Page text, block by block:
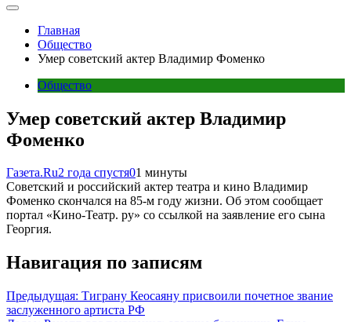
Главная
Общество
Умер советский актер Владимир Фоменко
Общество
Умер советский актер Владимир
Фоменко
Газета.Ru2 года спустя01 минуты
Советский и российский актер театра и кино Владимир
Фоменко скончался на 85-м году жизни. Об этом сообщает
портал «Кино-Театр. ру» со ссылкой на заявление его сына
Георгия.
Навигация по записям
Предыдущая: Тиграну Кеосаяну присвоили почетное звание
заслуженного артиста РФ